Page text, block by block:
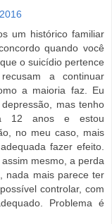
um histórico familiar
quando você
o suicídio pertence
a continuar
a maioria faz. Eu
mas tenho
12 anos e estou
no meu caso, mais
fazer efeito.
mesmo, a perda
nada mais parece ter
controlar, com
Problema é